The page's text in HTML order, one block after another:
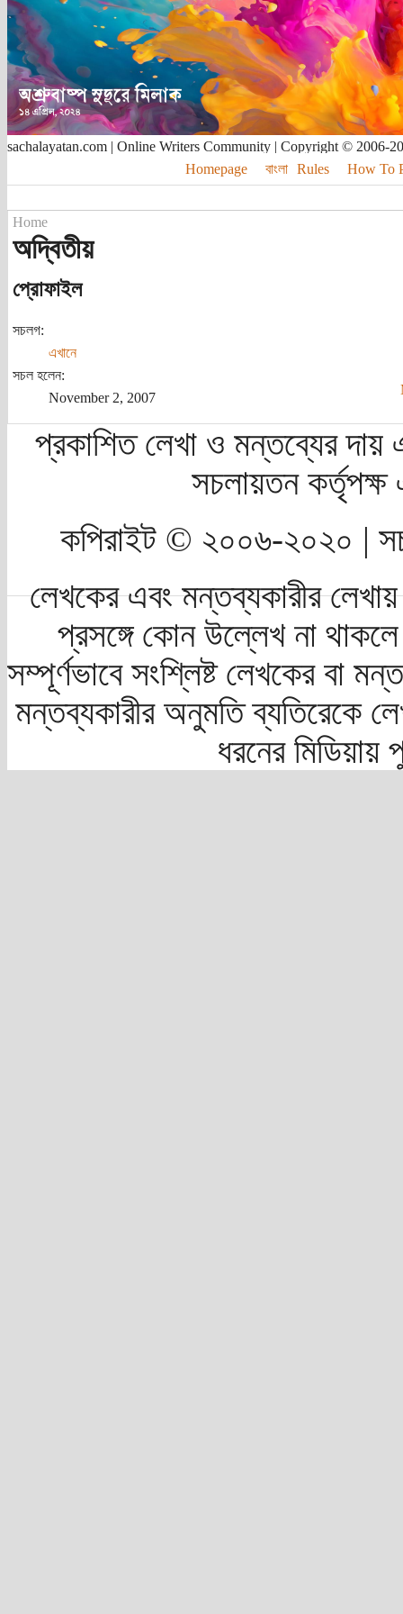
sachalayatan.com | Online Writers Community | Copyright © 2006-
Homepage
বাংলা Rules How To
Home
অদ্বিতীয়
প্রোফাইল
সচলগ:
এখানে
সচল হলেন:
November 2, 2007
প্রকাশিত লেখা ও মন্তব্যের দায়
সচলায়তন
কপিরাইট © ২০০৬-২০২০ |
লেখকের এবং মন্তব্যকারীর
প্রসঙ্গে কোন উল্লেখ না
সম্পূর্ণভাবে সংশ্লিষ্ট লেখকের বা
মন্তব্যকারীর অনুমতি ব্যতিরেকে
ধরনের মিডিয়ায়